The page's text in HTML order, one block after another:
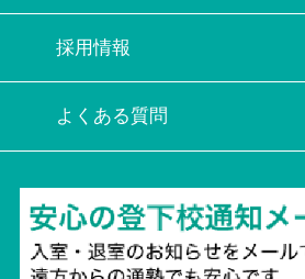
採用情報
よくある質問